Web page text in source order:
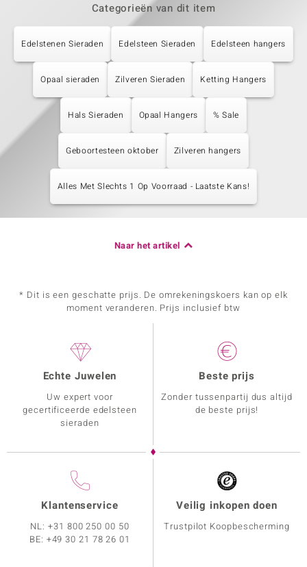
Categorieën van dit item
Edelstenen Sieraden Edelsteen Sieraden Edelsteen hangers
Opaal sieraden Zilveren Sieraden Ketting Hangers
Hals Sieraden Opaal Hangers % Sale
Geboortesteen oktober Zilveren hangers
Alles Met Slechts 1 Op Voorraad - Laatste Kans!
Naar het artikel
* Dit is een geschatte prijs. De omrekeningskoers kan op elk
moment veranderen. Prijs inclusief btw
Echte Juwelen
Uw expert voor
gecertificeerde edelsteen
sieraden
Beste prijs
Zonder tussenpartij dus altijd
de beste prijs!
Klantenservice
NL:+31 800 250 00 50
BE: +49 30 21 78 26 01
Veilig inkopen doen
Trustpilot Koopbescherming